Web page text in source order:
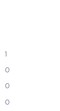
1
0
0
0